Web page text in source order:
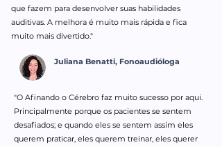
que fazem para desenvolver suas habilidades
auditivas. A melhora é muito mais rápida e fica
muito mais divertido."
Juliana Benatti, Fonoaudióloga
"O Afinando o Cérebro faz muito sucesso por aqui.
Principalmente porque os pacientes se sentem
desafiados; e quando eles se sentem assim eles
querem praticar, eles querem treinar, eles querer